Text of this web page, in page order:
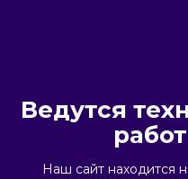
Ведутся
Наш сайт находится